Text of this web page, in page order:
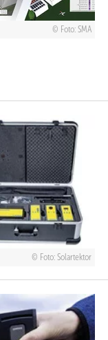
Foto: SMA
Foto: Solartektor